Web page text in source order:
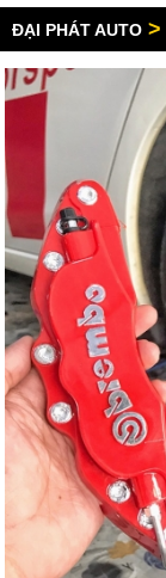
ĐẠI PHÁT AUTO >